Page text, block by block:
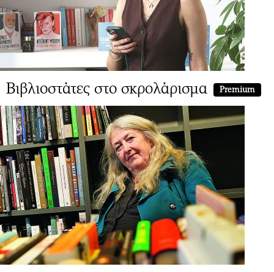
Βιβλιοστάτες στο σκρολάρισμα Premium